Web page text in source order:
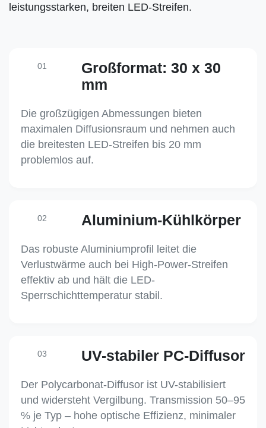
leistungsstarken, breiten LED-Streifen.
01
Großformat: 30 x 30
mm
Die großzügigen Abmessungen bieten
maximalen Diffusionsraum und nehmen auch
die breitesten LED-Streifen bis 20 mm
problemlos auf.
02 Aluminium-Kühlkörper
Das robuste Aluminiumprofil leitet die
Verlustwärme auch bei High-Power-Streifen
effektiv ab und hält die LED-
Sperrschichttemperatur stabil.
03 UV-stabiler PC-Diffusor
Der Polycarbonat-Diffusor ist UV-stabilisiert
und widersteht Vergilbung. Transmission 50–95
% je Typ – hohe optische Effizienz, minimaler